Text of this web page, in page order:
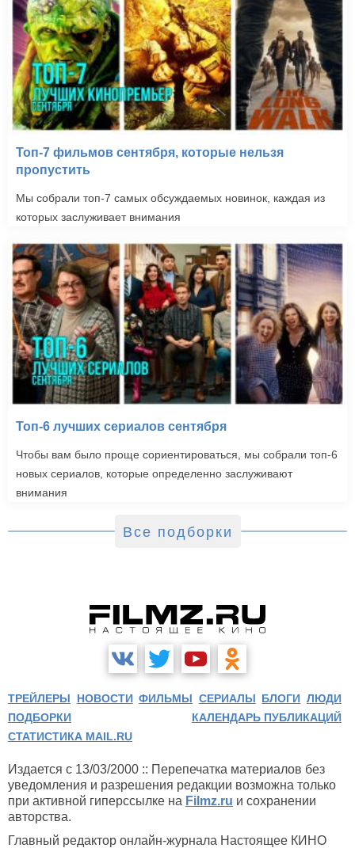
Топ-7 фильмов сентября, которые нельзя
пропустить
Мы собрали топ-7 самых обсуждаемых новинок, каждая из
которых заслуживает внимания
Топ-6 лучших сериалов сентября
Чтобы вам было проще сориентироваться, мы собрали топ-6
новых сериалов, которые определенно заслуживают
внимания
Все подборки
ТРЕЙЛЕРЫ НОВОСТИ ФИЛЬМЫ СЕРИАЛЫ БЛОГИ ЛЮДИ
ПОДБОРКИ
КАЛЕНДАРЬ ПУБЛИКАЦИЙ
СТАТИСТИКА MAIL.RU
Издается с 13/03/2000 :: Перепечатка материалов без
уведомления и разрешения редакции возможна только
при активной гиперссылке на Filmz.ru и сохранении
авторства.
Главный редактор онлайн-журнала Настоящее КИНО